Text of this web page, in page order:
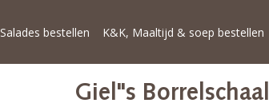
bestellen K&K, Maaltijd & soep bestellen
Giel"s Borrelschaal